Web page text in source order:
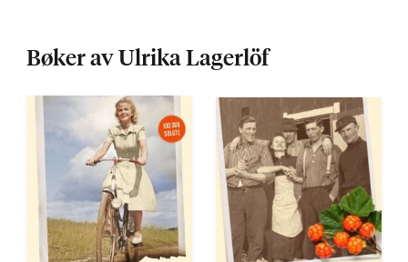
Bøker av Ulrika Lagerlöf